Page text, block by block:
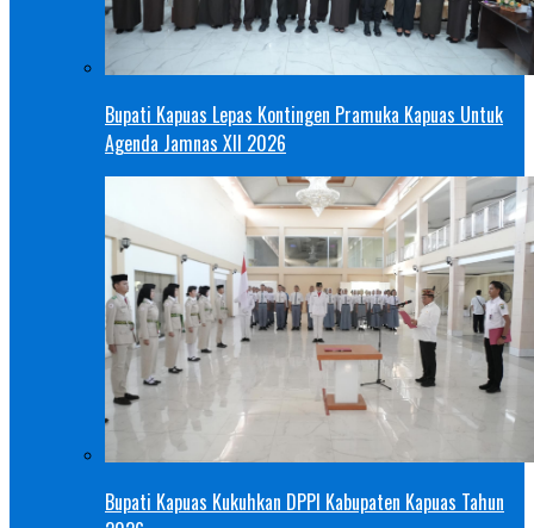
Bupati Kapuas Lepas Kontingen Pramuka Kapuas Untuk
Agenda Jamnas XII 2026
Bupati Kapuas Kukuhkan DPPI Kabupaten Kapuas Tahun